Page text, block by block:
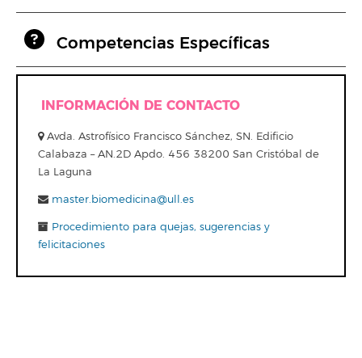
Competencias Específicas
INFORMACIÓN DE CONTACTO
Avda. Astrofísico Francisco Sánchez, SN. Edificio
Calabaza – AN.2D Apdo. 456 38200 San Cristóbal de
La Laguna
master.biomedicina@ull.es
Procedimiento para quejas, sugerencias y
felicitaciones